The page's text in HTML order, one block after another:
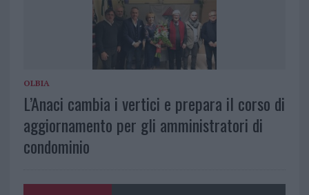
OLBIA
L’Anaci cambia i vertici e prepara il corso di
aggiornamento per gli amministratori di
condominio